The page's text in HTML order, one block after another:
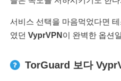
서비스 선택을 마음먹었다면
였던 VyprVPN 이 완벽한 옵션
TorGuard 보다